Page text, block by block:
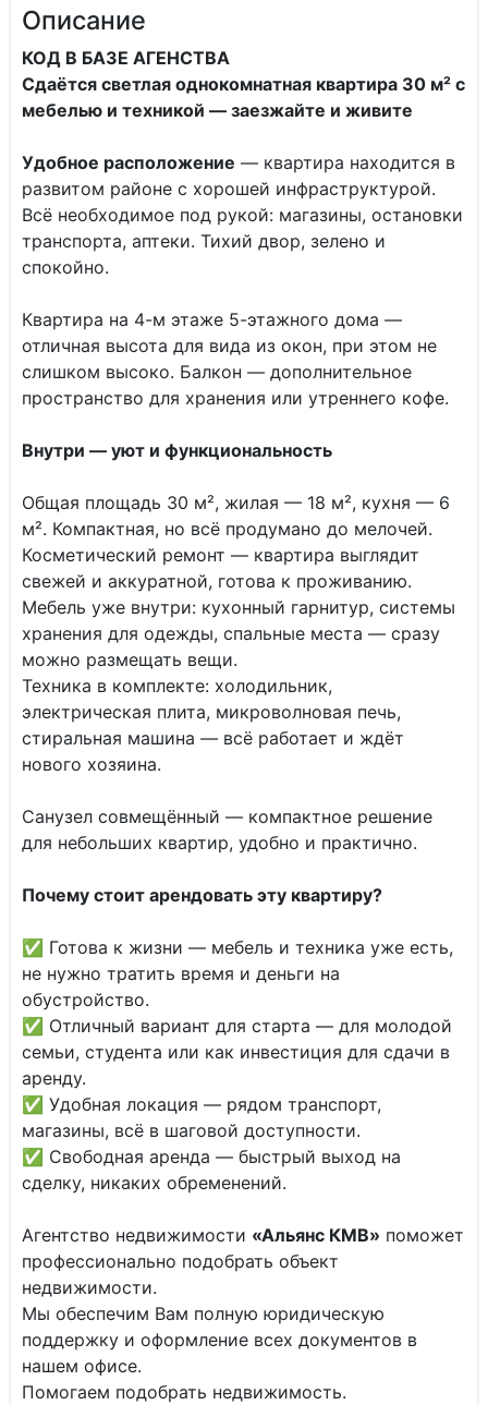
Описание
КОД В БАЗЕ АГЕНСТВА
Сдаётся светлая однокомнатная квартира 30 м² с
мебелью и техникой — заезжайте и живите
Удобное расположение — квартира находится в
развитом районе с хорошей инфраструктурой.
Всё необходимое под рукой: магазины, остановки
транспорта, аптеки. Тихий двор, зелено и
спокойно.
Квартира на 4-м этаже 5-этажного дома —
отличная высота для вида из окон, при этом не
слишком высоко. Балкон — дополнительное
пространство для хранения или утреннего кофе.
Внутри — уют и функциональность
Общая площадь 30 м², жилая — 18 м², кухня — 6
м². Компактная, но всё продумано до мелочей.
Косметический ремонт — квартира выглядит
свежей и аккуратной, готова к проживанию.
Мебель уже внутри: кухонный гарнитур, системы
хранения для одежды, спальные места — сразу
можно размещать вещи.
Техника в комплекте: холодильник,
электрическая плита, микроволновая печь,
стиральная машина — всё работает и ждёт
нового хозяина.
Санузел совмещённый — компактное решение
для небольших квартир, удобно и практично.
Почему стоит арендовать эту квартиру?
✅ Готова к жизни — мебель и техника уже есть,
не нужно тратить время и деньги на
обустройство.
✅ Отличный вариант для старта — для молодой
семьи, студента или как инвестиция для сдачи в
аренду.
✅ Удобная локация — рядом транспорт,
магазины, всё в шаговой доступности.
✅ Свободная аренда — быстрый выход на
сделку, никаких обременений.
Агентство недвижимости «Альянс КМВ» поможет
профессионально подобрать объект
недвижимости.
Мы обеспечим Вам полную юридическую
поддержку и оформление всех документов в
нашем офисе.
Помогаем подобрать недвижимость.